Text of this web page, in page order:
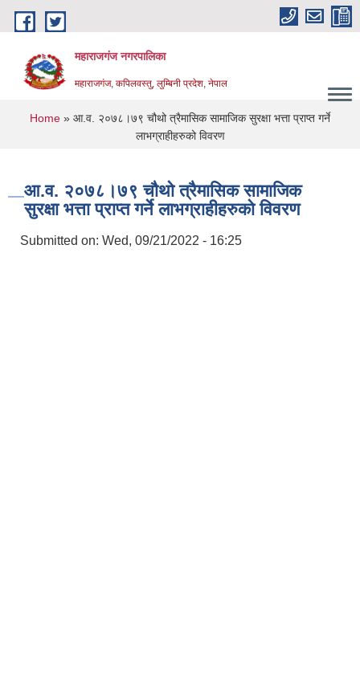
Skip to main content
महाराजगंज नगरपालिका
महाराजगंज, कपिलवस्तु, लुम्बिनी प्रदेश, नेपाल
You are here
Home » आ.व. २०७८।७९ चौथो त्रैमासिक सामाजिक सुरक्षा भत्ता प्राप्त गर्ने
लाभग्राहीहरुको विवरण
आ.व. २०७८।७९ चौथो त्रैमासिक सामाजिक
सुरक्षा भत्ता प्राप्त गर्ने लाभग्राहीहरुको विवरण
Submitted on: Wed, 09/21/2022 - 16:25